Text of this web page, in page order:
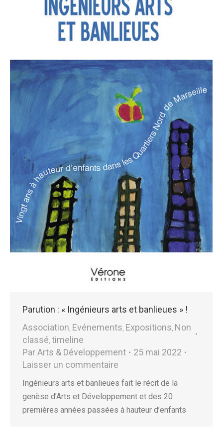
Parution : « Ingénieurs arts et banlieues » !
Association, Evénements, Expositions, Non
classé, timeline
ParArts & Développement
25 mai 2022
Laisser un commentaire
Ingénieurs arts et banlieues fait le récit de la
genèse d’Arts et Développement et des 20
premières années passées à hauteur d’enfants